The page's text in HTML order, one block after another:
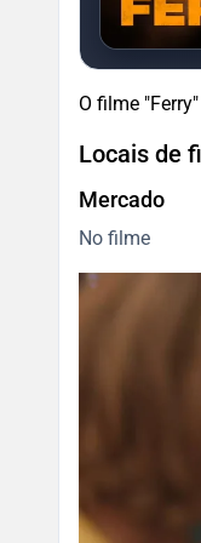
O filme
Locais de
Mercado
No filme